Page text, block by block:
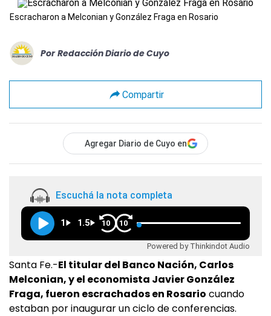
Escracharon a Melconian y González Fraga en Rosario
Por Redacción Diario de Cuyo
Compartir
Agregar Diario de Cuyo en
Escuchá la nota completa
1 1.5 10 10
Powered by Thinkindot Audio
Santa Fe.-El titular del Banco Nación, Carlos
Melconian, y el economista Javier González
Fraga, fueron escrachados en Rosario cuando
estaban por inaugurar un ciclo de conferencias.